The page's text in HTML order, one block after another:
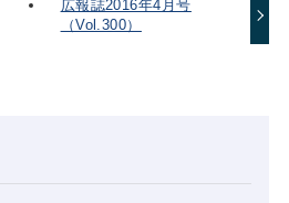
広報誌2016年4月号
（Vol.300）